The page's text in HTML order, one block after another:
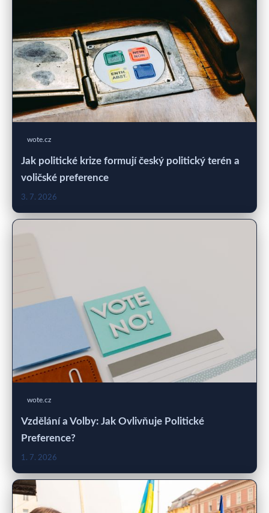
wote.cz
Jak politické krize formují český politický terén a
voličské preference
3. 7. 2026
wote.cz
Vzdělání a Volby: Jak Ovlivňuje Politické
Preference?
1. 7. 2026